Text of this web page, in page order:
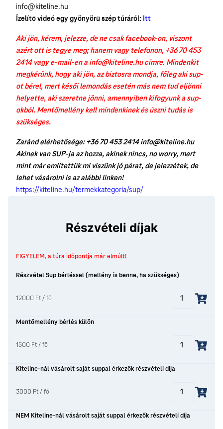
info@kiteline.hu
Ízelítő videó egy gyönyörű szép túráról: Itt
Aki jön, kérem, jelezze, de ne csak facebook-on, viszont
azért ott is tegye meg; hanem vagy telefonon, +36 70 453
2414 vagy e-mail-en a info@kiteline.hu címre. Mindenkit
megkérünk, hogy aki jön, az biztosra mondja, főleg aki sup-
ot bérel, mert késői lemondás esetén más nem tud eljönni
helyette, aki szeretne jönni, amennyiben kifogyunk a sup-
okból. Mentőmellény kell mindenkinek és úszni tudás is
szükséges.
Zaránd elérhetősége: +36 70 453 2414 info@kiteline.hu
Akinek van SUP-ja az hozza, akinek nincs, no worry, mert
mint már említettük mi viszünk jó párat, de jelezzétek, de
lehet vásárolni is az alábbi linken!
https://kiteline.hu/termekkategoria/sup/
Részvételi díjak
FIGYELEM, a túra időpontja már elmúlt!
Részvétel Sup bérléssel (mellény is benne, ha szükséges)
12000 Ft / fő
Mentőmellény bérlés külön
1500 Ft / fő
Kiteline-nál vásárolt saját suppal érkezők részvételi díja
3000 Ft / fő
NEM Kiteline-nál vásárolt saját suppal érkezők részvételi díja